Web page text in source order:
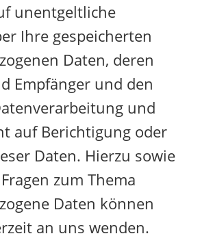
unentgeltliche
Ihre gespeicherten
Daten, deren
Empfänger und den
und
auf Berichtigung oder
Daten. Hierzu sowie
zum Thema
Daten können
an uns wenden.